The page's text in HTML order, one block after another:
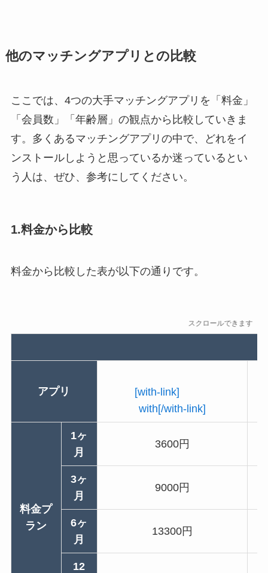
他のマッチングアプリとの比較
ここでは、4つの大手マッチングアプリを「料金」
「会員数」「年齢層」の観点から比較していきま
す。多くあるマッチングアプリの中で、どれをイ
ンストールしようと思っているか迷っているとい
う人は、ぜひ、参考にしてください。
1.料金から比較
料金から比較した表が以下の通りです。
スクロールできます
アプリ
[with-link]
with[/with-link]
料金プ
ラン
1ヶ
月
3600円
3ヶ
月
9000円
6ヶ
月
13300円
12